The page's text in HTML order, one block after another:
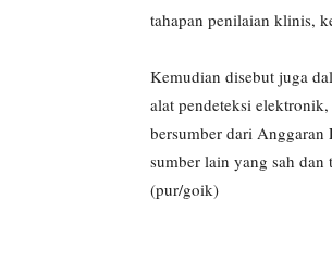
tahapan penilaian klinis,
Kemudian disebut juga
alat pendeteksi
bersumber dari Anggaran
sumber lain yang sah dan
(pur/goik)